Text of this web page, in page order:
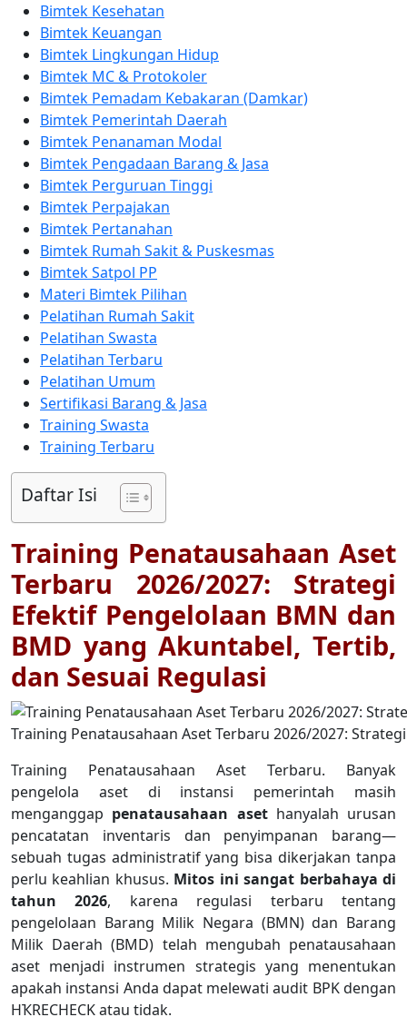
Bimtek Kesehatan
Bimtek Keuangan
Bimtek Lingkungan Hidup
Bimtek MC & Protokoler
Bimtek Pemadam Kebakaran (Damkar)
Bimtek Pemerintah Daerah
Bimtek Penanaman Modal
Bimtek Pengadaan Barang & Jasa
Bimtek Perguruan Tinggi
Bimtek Perpajakan
Bimtek Pertanahan
Bimtek Rumah Sakit & Puskesmas
Bimtek Satpol PP
Materi Bimtek Pilihan
Pelatihan Rumah Sakit
Pelatihan Swasta
Pelatihan Terbaru
Pelatihan Umum
Sertifikasi Barang & Jasa
Training Swasta
Training Terbaru
Daftar Isi
Training Penatausahaan Aset
Terbaru 2026/2027: Strategi
Efektif Pengelolaan BMN dan
BMD yang Akuntabel, Tertib,
dan Sesuai Regulasi
Training Penatausahaan Aset Terbaru 2026/2027:
Training Penatausahaan Aset Terbaru. Banyak
pengelola aset di instansi pemerintah masih
menganggap penatausahaan aset hanyalah urusan
pencatatan inventaris dan penyimpanan barang—
sebuah tugas administratif yang bisa dikerjakan tanpa
perlu keahlian khusus. Mitos ini sangat berbahaya di
tahun 2026, karena regulasi terbaru tentang
pengelolaan Barang Milik Negara (BMN) dan Barang
Milik Daerah (BMD) telah mengubah penatausahaan
aset menjadi instrumen strategis yang menentukan
apakah instansi Anda dapat melewati audit BPK dengan
НҠRECHECK atau tidak.